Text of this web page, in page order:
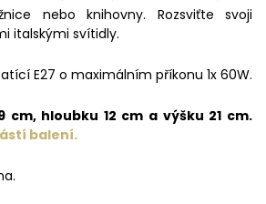
nebo knihovny. Rozsviťte svoji
italskými svítidly.
E27 o maximálním příkonu 1x 60W.
cm, hloubku 12 cm a výšku 21 cm.
balení.